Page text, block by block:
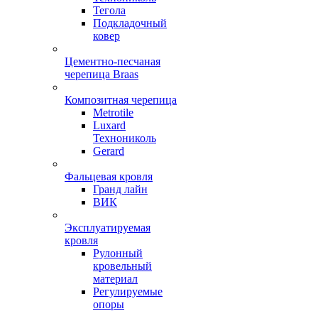
Тегола
Подкладочный
ковер
Цементно-песчаная
черепица Braas
Композитная черепица
Metrotile
Luxard
Технониколь
Gerard
Фальцевая кровля
Гранд лайн
ВИК
Эксплуатируемая
кровля
Рулонный
кровельный
материал
Регулируемые
опоры